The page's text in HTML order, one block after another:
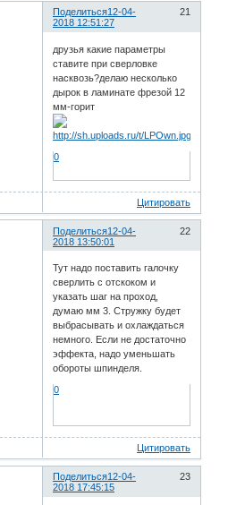
Поделиться 21
12-04-
2018 12:51:27
друзья какие параметры
ставите при сверловке
насквозь?делаю несколько
дырок в ламинате фрезой 12
мм-горит
0
Цитировать
Поделиться 22
12-04-
2018 13:50:01
Тут надо поставить галочку
сверлить с отскоком и
указать шаг на проход,
думаю мм 3. Стружку будет
выбрасывать и охлаждаться
немного. Если не достаточно
эффекта, надо уменьшать
обороты шпинделя.
0
Цитировать
Поделиться 23
12-04-
2018 17:45:15